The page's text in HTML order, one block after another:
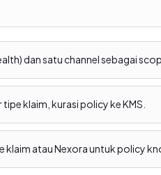
dan satu channel sebagai
klaim, kurasi policy ke KMS.
klaim atau Nexora untuk policy